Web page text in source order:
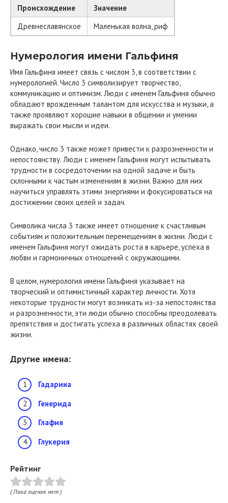
Происхождение
Значение
Древнеславянское
Маленькая волна, риф
Нумерология имени Гальфиня
Имя Гальфиня имеет связь с числом 3, в соответствии с
нумерологией. Число 3 символизирует творчество,
коммуникацию и оптимизм. Люди с именем Гальфиня обычно
обладают врожденным талантом для искусства и музыки, а
также проявляют хорошие навыки в общении и умении
выражать свои мысли и идеи.
Однако, число 3 также может привести к разрозненности и
непостоянству. Люди с именем Гальфиня могут испытывать
трудности в сосредоточении на одной задаче и быть
склонными к частым изменениям в жизни. Важно для них
научиться управлять этими энергиями и фокусироваться на
достижении своих целей и задач.
Символика числа 3 также имеет отношение к счастливым
событиям и положительным перемещениям в жизни. Люди с
именем Гальфиня могут ожидать роста в карьере, успеха в
любви и гармоничных отношений с окружающими.
В целом, нумерология имени Гальфиня указывает на
творческий и оптимистичный характер личности. Хотя
некоторые трудности могут возникать из-за непостоянства
и разрозненности, эти люди обычно способны преодолевать
препятствия и достигать успеха в различных областях своей
жизни.
Другие имена:
Гадарина
Генерида
Глафия
Глукерия
Рейтинг
( Пока оценок нет )